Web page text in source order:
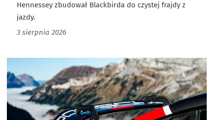
Hennessey zbudował Blackbirda do czystej frajdy z
jazdy.
3 sierpnia 2026